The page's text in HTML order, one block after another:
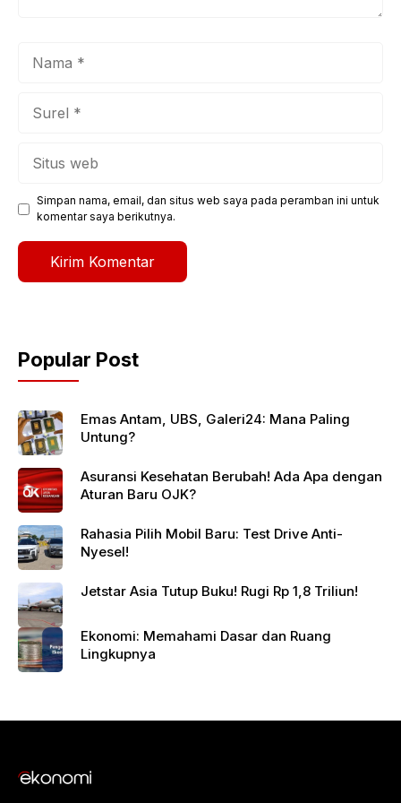
Simpan nama, email, dan situs web saya pada peramban ini untuk
komentar saya berikutnya.
Popular Post
Emas Antam, UBS, Galeri24: Mana Paling
Untung?
Asuransi Kesehatan Berubah! Ada Apa dengan
Aturan Baru OJK?
Rahasia Pilih Mobil Baru: Test Drive Anti-
Nyesel!
Jetstar Asia Tutup Buku! Rugi Rp 1,8 Triliun!
Ekonomi: Memahami Dasar dan Ruang
Lingkupnya